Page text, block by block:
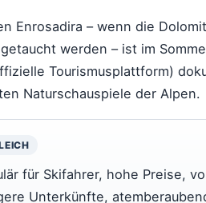
Enrosadira – wenn die
werden – ist im
Tourismusplattform)
Naturschauspiele der Alpen.
für Skifahrer, hohe Preise,
Unterkünfte,